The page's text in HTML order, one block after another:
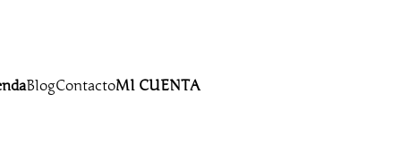
BlogContactoMI CUENTA